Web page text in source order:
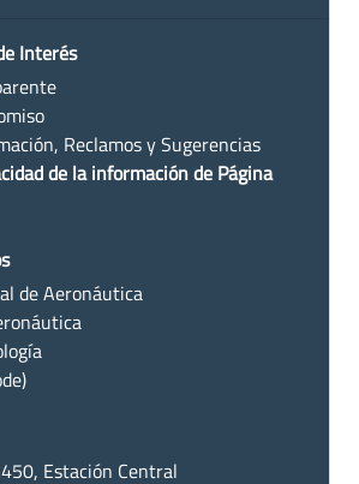
Interés
Reclamos y Sugerencias
de la información de Página
de Aeronáutica
Estación Central